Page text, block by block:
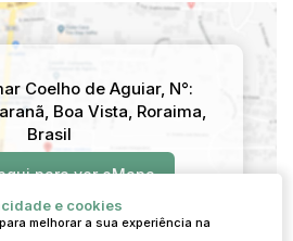
e cookies
melhorar a sua experiência na
Coelho de Aguiar, N°:
, Boa Vista, Roraima,
Brasil
para ver oMapa